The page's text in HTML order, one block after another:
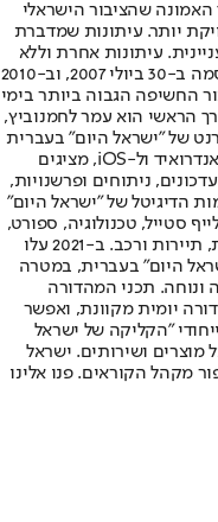
שהציבור הישראלי
יותר. עיתונות שמדברת
עיתונות אחרת וללא
תשלום. המהדורה המודפסת הראשונה פורסמה ב-30 ביולי 2007, וב-2010
החשיפה הגבוה ביותר בימי
הראשי הוא עמר לחמנוביץ,
של "ישראל היום" בעברית
ובאנגלית, כמו כן היישומונים (אפליקציות) לאנדרואיד ול-iOS, מציגים
ניתוחים ופרשנויות,
הדיגיטל של "ישראל היום"
סטייל, טכנולוגיה, ספורט,
כלכלה וצרכנות, בריאות, חיילים, אוכל, יהדות, תיירות ורכב. ב-2021 עלו
היום" בעברית, במטרה
ונוחה. תכני המהדורה
יומית מקוונת, ואפשר
"הקליקה של ישראל
מוצרים ושירותים. ישראל
מקהל הקוראים. פנו אלינו